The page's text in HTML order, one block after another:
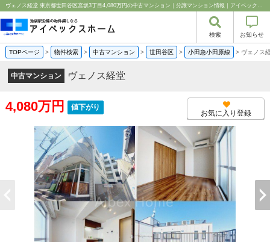
ヴェノス経堂 東京都世田谷区宮坂3丁目4,080万円の中古マンション｜分譲マンション情報｜アイベックスホーム株式会社
検索 お知らせ
TOPページ > 物件検索 > 中古マンション > 世田谷区 > 小田急小田原線 > ヴェノス
中古マンション ヴェノス経堂
4,080万円 値下がり
お気に入り登録